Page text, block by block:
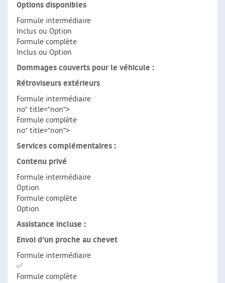
Options disponibles
Formule intermédiaire
Inclus ou Option
Formule complète
Inclus ou Option
Dommages couverts pour le véhicule :
Rétroviseurs extérieurs
Formule intermédiaire
no" title="non">
Formule complète
no" title="non">
Services complémentaires :
Contenu privé
Formule intermédiaire
Option
Formule complète
Option
Assistance incluse :
Envoi d’un proche au chevet
Formule intermédiaire
✅
Formule complète